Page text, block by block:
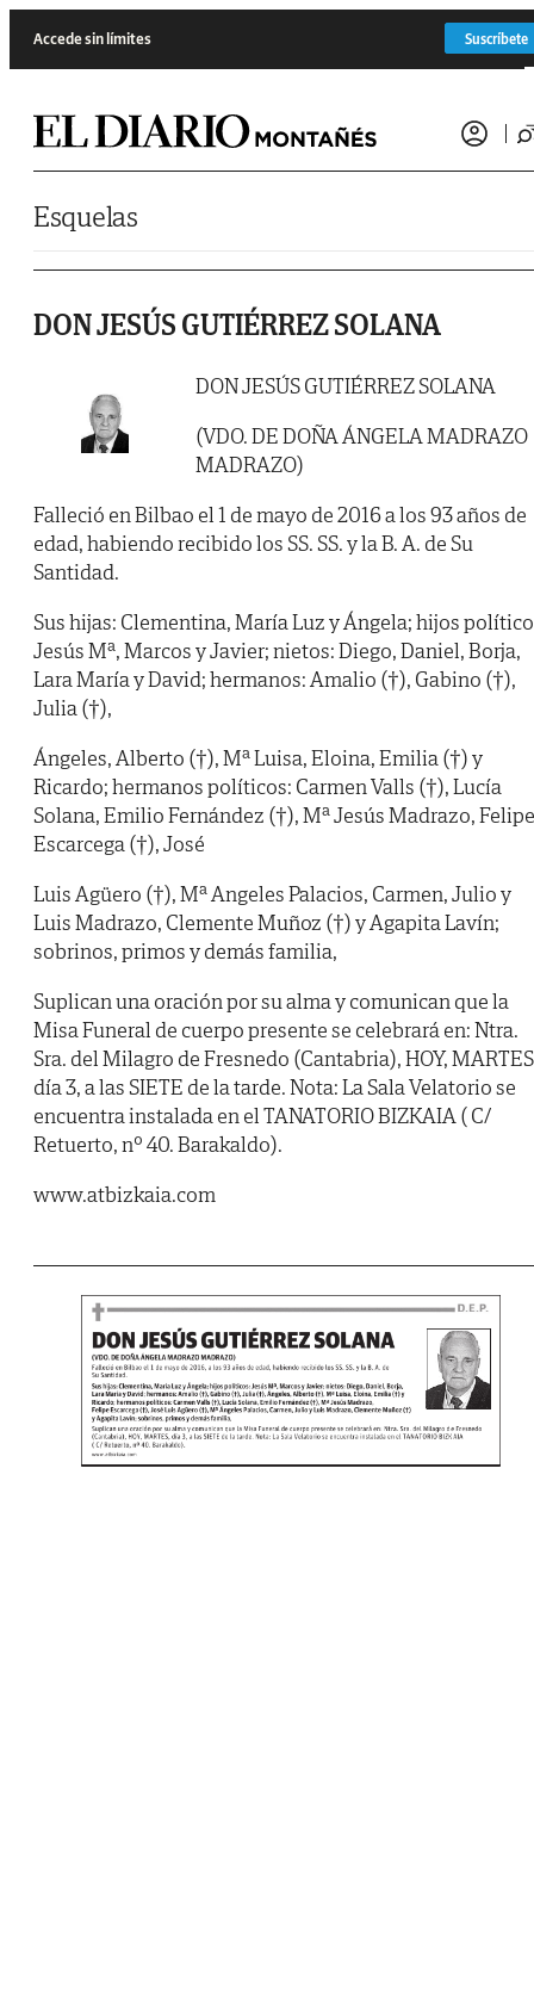
Accede sin límites Suscríbete
Esquelas
DON JESÚS GUTIÉRREZ SOLANA
DON JESÚS GUTIÉRREZ SOLANA
(VDO. DE DOÑA ÁNGELA MADRAZO
MADRAZO)
Falleció en Bilbao el 1 de mayo de 2016 a los 93 años de
edad, habiendo recibido los SS. SS. y la B. A. de Su
Santidad.
Sus hijas: Clementina, María Luz y Ángela; hijos
Jesús Mª, Marcos y Javier; nietos: Diego, Daniel, Borja,
Lara María y David; hermanos: Amalio (†), Gabino (†),
Julia (†),
Ángeles, Alberto (†), Mª Luisa, Eloina, Emilia (†) y
Ricardo; hermanos políticos: Carmen Valls (†), Lucía
Solana, Emilio Fernández (†), Mª Jesús Madrazo, Felipe
Escarcega (†), José
Luis Agüero (†), Mª Angeles Palacios, Carmen, Julio y
Luis Madrazo, Clemente Muñoz (†) y Agapita Lavín;
sobrinos, primos y demás familia,
Suplican una oración por su alma y comunican que la
Misa Funeral de cuerpo presente se celebrará en: Ntra.
Sra. del Milagro de Fresnedo (Cantabria), HOY,
día 3, a las SIETE de la tarde. Nota: La Sala Velatorio se
encuentra instalada en el TANATORIO BIZKAIA ( C/
Retuerto, nº 40. Barakaldo).
www.atbizkaia.com